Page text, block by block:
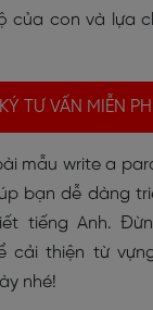
của con và lựa
TƯ VẤN MIỄN
mẫu write a
bạn dễ dàng
tiếng Anh.
cải thiện từ
nhé!